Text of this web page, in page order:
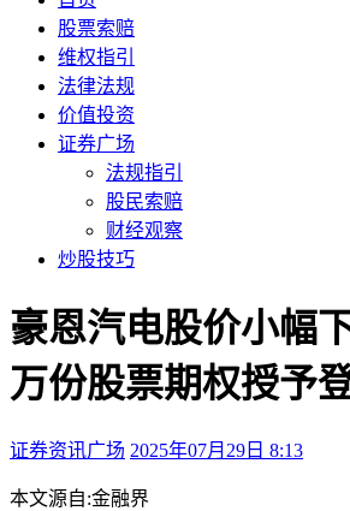
股票索赔
维权指引
法律法规
价值投资
证券广场
法规指引
股民索赔
财经观察
炒股技巧
豪恩汽电股价小幅
万份股票期权授予
证券资讯广场 2025年07月29日 8:13
本文源自:金融界